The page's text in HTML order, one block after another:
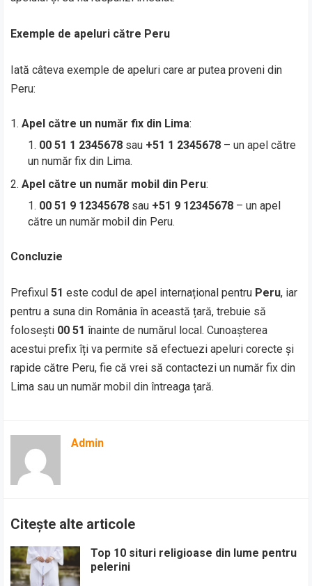
Exemple de apeluri către Peru
Iată câteva exemple de apeluri care ar putea proveni din
Peru:
Apel către un număr fix din Lima:
00 51 1 2345678 sau +51 1 2345678 – un apel către
un număr fix din Lima.
Apel către un număr mobil din Peru:
00 51 9 12345678 sau +51 9 12345678 – un apel
către un număr mobil din Peru.
Concluzie
Prefixul51 este codul de apel internațional pentru Peru, iar
pentru a suna din România în această țară, trebuie să
folosești 00 51 înainte de numărul local. Cunoașterea
acestui prefix îți va permite să efectuezi apeluri corecte și
rapide către Peru, fie că vrei să contactezi un număr fix din
Lima sau un număr mobil din întreaga țară.
Admin
Citește alte articole
Top 10 situri religioase din lume pentru
pelerini